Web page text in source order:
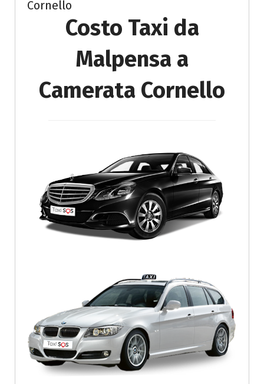
Cornello
Costo Taxi da
Malpensa a
Camerata Cornello